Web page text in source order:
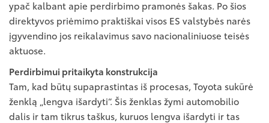
ypač kalbant apie perdirbimo pramonės šakas. Po šios
direktyvos priėmimo praktiškai visos ES valstybės narės
įgyvendino jos reikalavimus savo nacionaliniuose teisės
aktuose.
Perdirbimui pritaikyta konstrukcija
Tam, kad būtų supaprastintas iš procesas, Toyota sukūrė
ženklą „lengva išardyti“. Šis ženklas žymi automobilio
dalis ir tam tikrus taškus, kuruos lengva išardyti ir tas